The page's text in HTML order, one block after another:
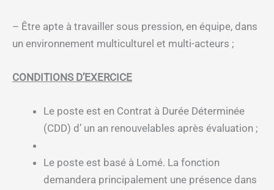
– Être apte à travailler sous pression, en équipe, dans
un environnement multiculturel et multi-acteurs ;
CONDITIONS D’EXERCICE
Le poste est en Contrat à Durée Déterminée
(CDD) d’ un an renouvelables après évaluation ;
Le poste est basé à Lomé. La fonction
demandera principalement une présence dans